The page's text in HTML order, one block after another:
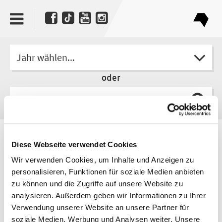
Diese Webseite verwendet Cookies
Wir verwenden Cookies, um Inhalte und Anzeigen zu
personalisieren, Funktionen für soziale Medien anbieten
zu können und die Zugriffe auf unsere Website zu
analysieren. Außerdem geben wir Informationen zu Ihrer
Verwendung unserer Website an unsere Partner für
soziale Medien, Werbung und Analysen weiter. Unsere
Jahr wählen...
oder
Kristof Magnusson